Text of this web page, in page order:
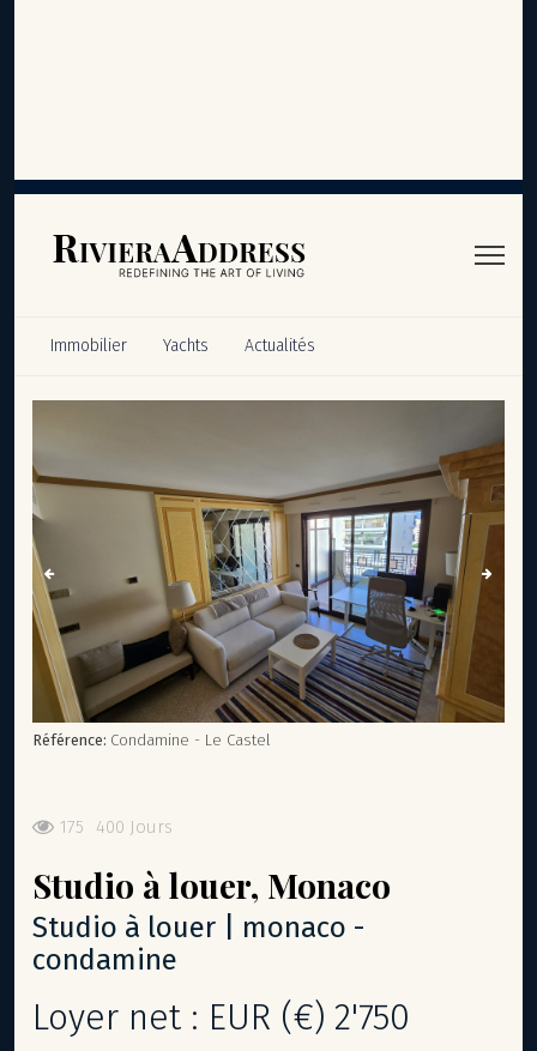
Immobilier Yachts Actualités
Référence: Condamine - Le Castel
175 400 Jours
Studio à louer, Monaco
studio à louer | monaco -
condamine
Loyer net : EUR (€) 2'750